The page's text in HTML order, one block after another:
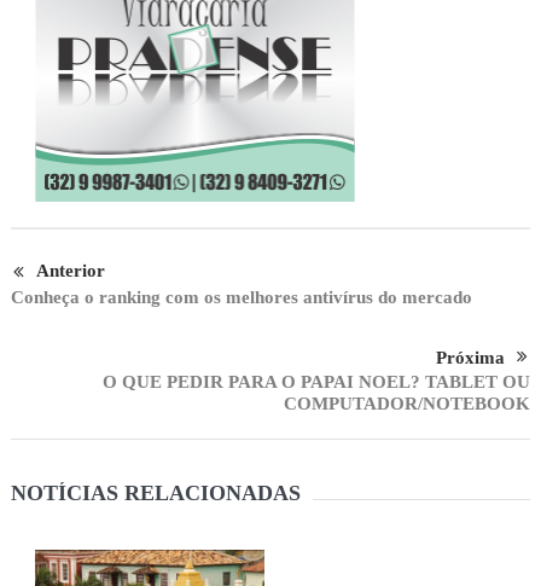
Anterior
Conheça o ranking com os melhores antivírus do mercado
Próxima
O QUE PEDIR PARA O PAPAI NOEL? TABLET OU
COMPUTADOR/NOTEBOOK
NOTÍCIAS RELACIONADAS